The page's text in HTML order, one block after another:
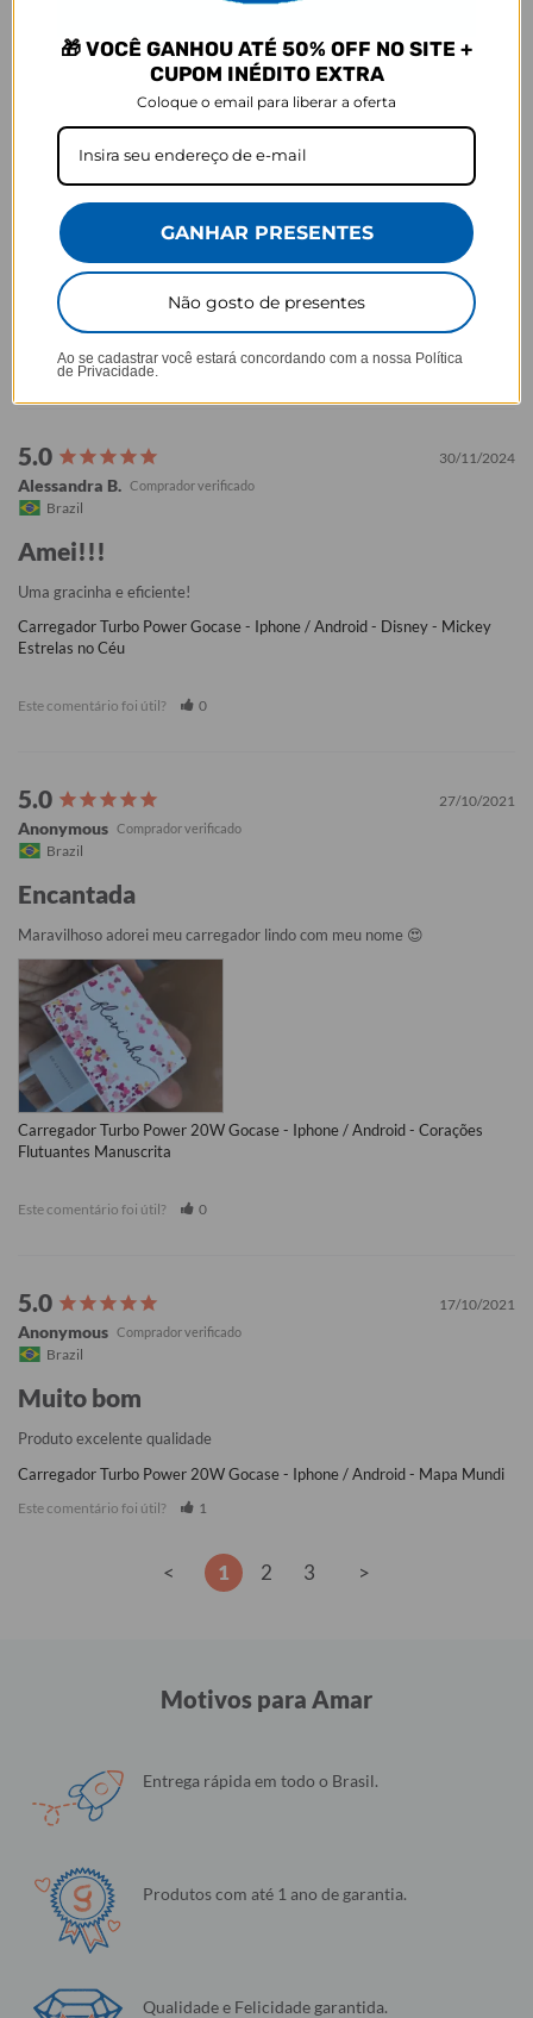
Baseado em 628 Avaliações
79%
6%
3 ★
2 ★
30/11/2024
Alessandra B.
Brazil
Amei!!!
Uma gracinha e eficiente!
Carregador Turbo Power Gocase - Iphone / Android - Disney - Mickey
Estrelas no Céu
Este comentário foi útil? 0
27/10/2021
Anonymous
Brazil
Encantada
Maravilhoso adorei meu carregador lindo com meu nome 😍
Carregador Turbo Power 20W Gocase - Iphone / Android - Corações
Flutuantes Manuscrita
Este comentário foi útil? 0
17/10/2021
Anonymous
Brazil
Muito bom
Produto excelente qualidade
Carregador Turbo Power 20W Gocase - Iphone / Android - Mapa Mundi
Este comentário foi útil? 1
< 1 2 3 >
Motivos para Amar
Entrega rápida em todo o Brasil.
Produtos com até 1 ano de garantia.
Qualidade e Felicidade garantida.
🎁 VOCÊ GANHOU ATÉ 50% OFF NO SITE +
CUPOM INÉDITO EXTRA
Coloque o email para liberar a oferta
GANHAR PRESENTES
Não gosto de presentes
Ao se cadastrar você estará concordando com a nossa Política
de Privacidade.